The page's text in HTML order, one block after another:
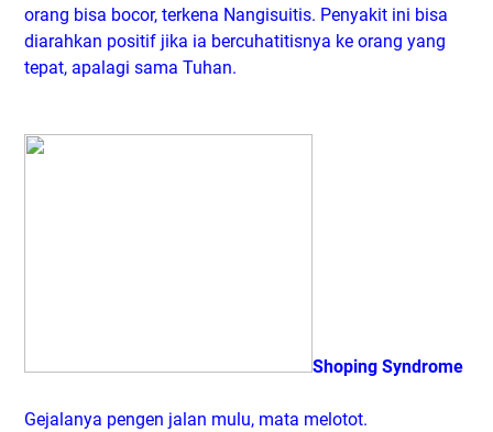
orang bisa bocor, terkena Nangisuitis. Penyakit ini bisa
diarahkan positif jika ia bercuhatitisnya ke orang yang
tepat, apalagi sama Tuhan.
Shoping Syndrome
Gejalanya pengen jalan mulu, mata melotot.